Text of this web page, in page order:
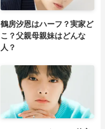
鶴房汐恩はハーフ？実家ど
こ？父親母親妹はどんな
人？